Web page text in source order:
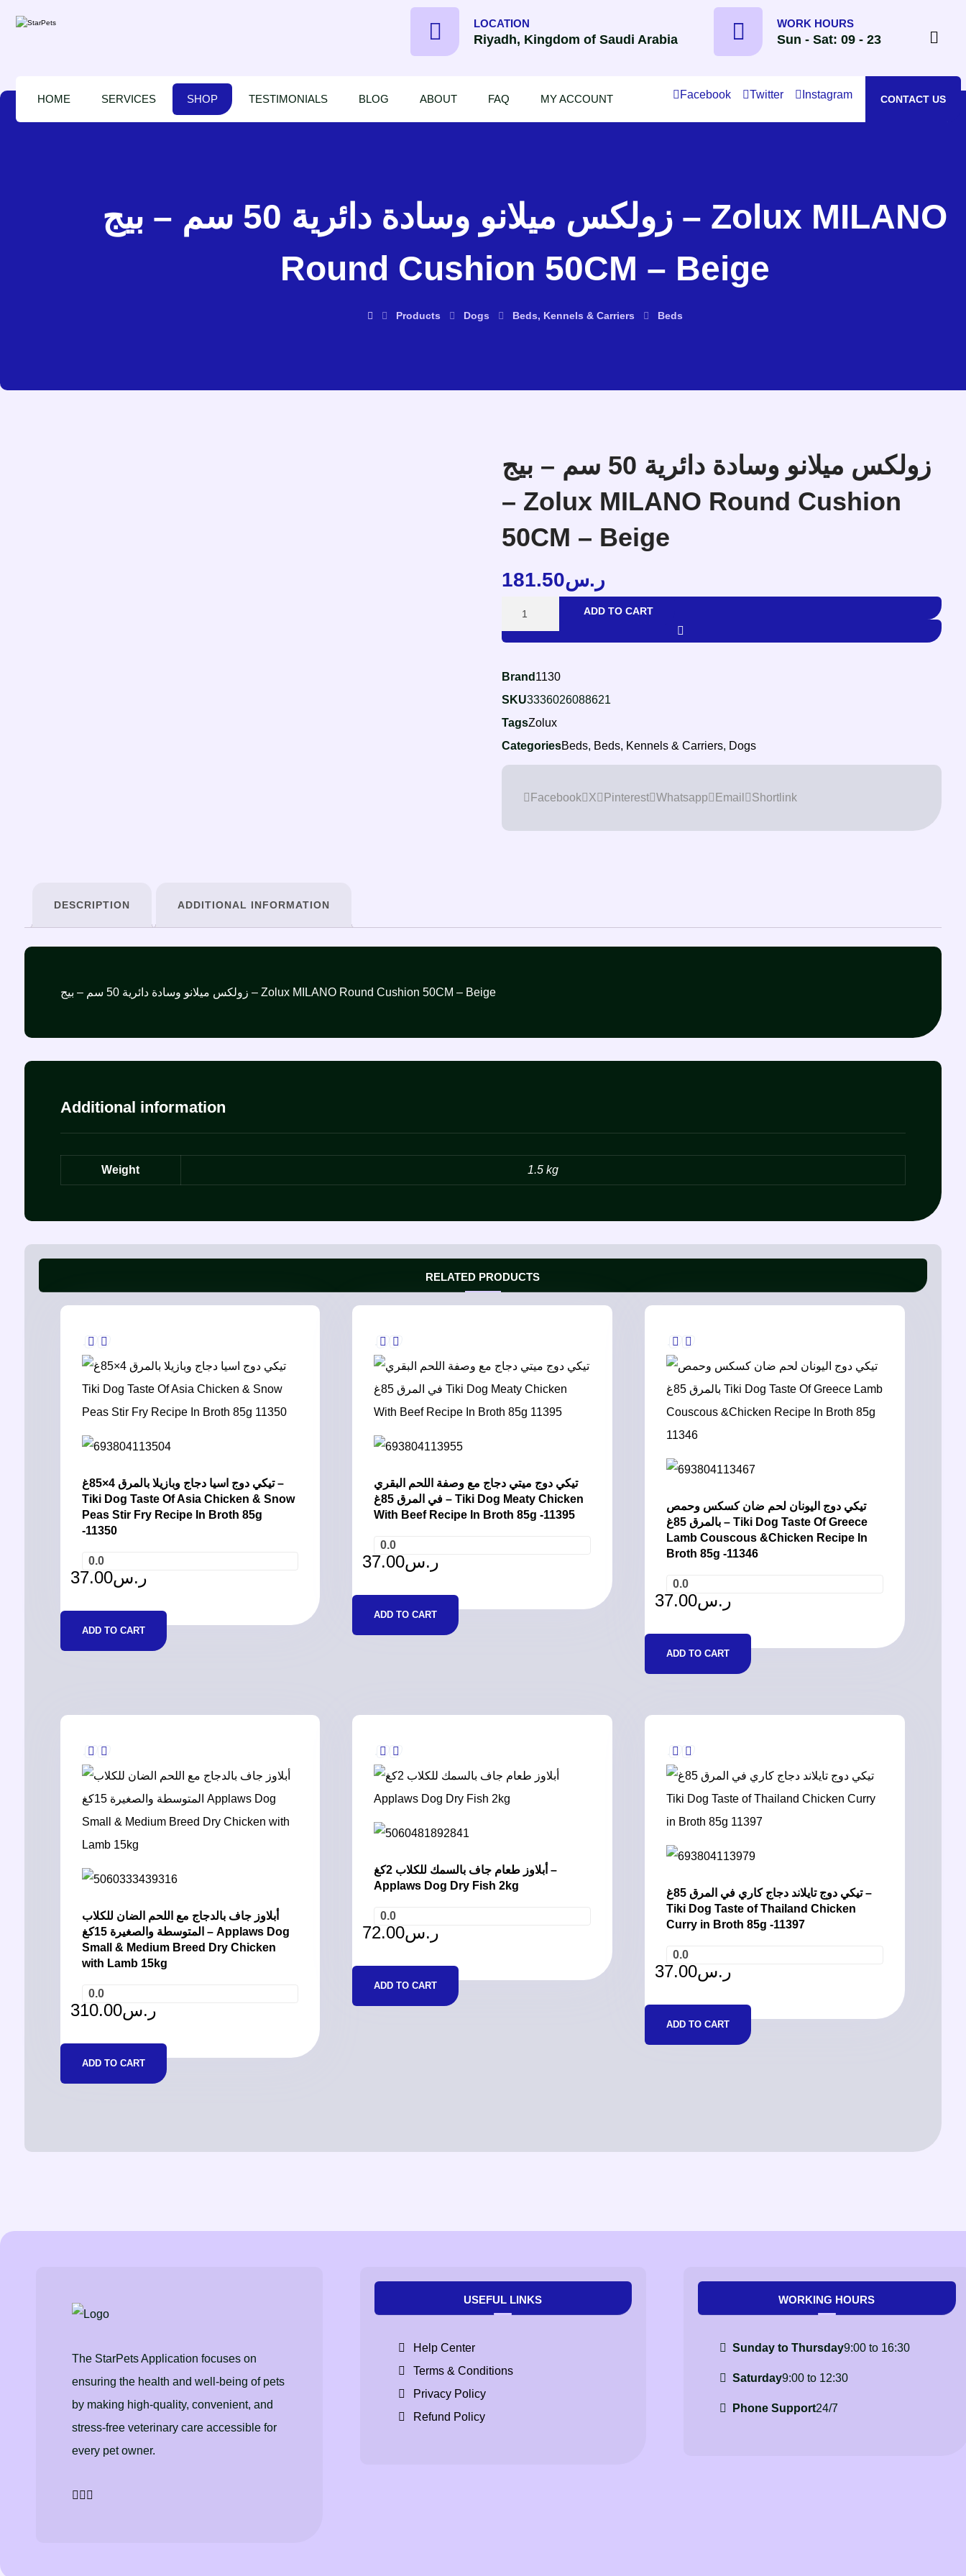
WORK HOURS
Sun - Sat: 09 - 23
LOCATION
Riyadh, Kingdom of Saudi Arabia
HOME SERVICES SHOP TESTIMONIALS BLOG ABOUT FAQ MY ACCOUNT CONTACT US
Facebook Twitter Instagram
زولكس ميلانو وسادة دائرية 50 سم – بيج – Zolux MILANO
Round Cushion 50CM – Beige
Products Dogs Beds, Kennels & Carriers Beds
زولكس ميلانو وسادة دائرية 50 سم – بيج
– Zolux MILANO Round Cushion
50CM – Beige
ر.س181.50
ADD TO CART
Brand 1130
SKU3336026088621
TagsZolux
CategoriesBeds, Beds, Kennels & Carriers, Dogs
Facebook X Pinterest Whatsapp Email Shortlink
DESCRIPTION ADDITIONAL INFORMATION
زولكس ميلانو وسادة دائرية 50 سم – بيج – Zolux MILANO Round Cushion 50CM – Beige
Additional information
Weight 1.5 kg
RELATED PRODUCTS
تيكي دوج اسيا دجاج وبازيلا بالمرق 4×85غ –
Tiki Dog Taste Of Asia Chicken & Snow
Peas Stir Fry Recipe In Broth 85g
-11350
0.0
ر.س37.00
ADD TO CART
تيكي دوج ميتي دجاج مع وصفة اللحم البقري
في المرق 85غ – Tiki Dog Meaty Chicken
With Beef Recipe In Broth 85g -11395
0.0
ر.س37.00
ADD TO CART
تيكي دوج اليونان لحم ضان كسكس وحمص
بالمرق 85غ – Tiki Dog Taste Of Greece
Lamb Couscous &Chicken Recipe In
Broth 85g -11346
0.0
ر.س37.00
ADD TO CART
أبلاوز جاف بالدجاج مع اللحم الضان للكلاب
المتوسطة والصغيرة 15كغ – Applaws Dog
Small & Medium Breed Dry Chicken
with Lamb 15kg
0.0
ر.س310.00
ADD TO CART
أبلاوز طعام جاف بالسمك للكلاب 2كغ –
Applaws Dog Dry Fish 2kg
0.0
ر.س72.00
ADD TO CART
تيكي دوج تايلاند دجاج كاري في المرق 85غ –
Tiki Dog Taste of Thailand Chicken
Curry in Broth 85g -11397
0.0
ر.س37.00
ADD TO CART
The StarPets Application focuses on
ensuring the health and well-being of pets
by making high-quality, convenient, and
stress-free veterinary care accessible for
every pet owner.
USEFUL LINKS
Help Center
Terms & Conditions
Privacy Policy
Refund Policy
WORKING HOURS
Sunday to Thursday9:00 to 16:30
Saturday9:00 to 12:30
Phone Support24/7